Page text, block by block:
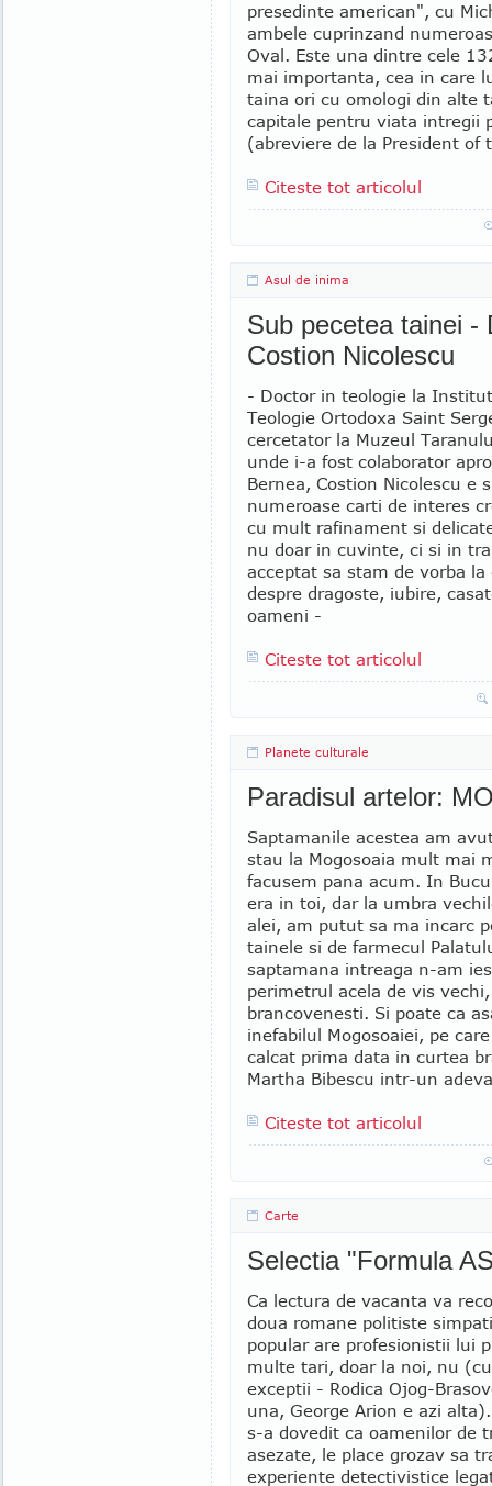
presedinte american", cu
ambele cuprinzand
Oval. Este una dintre cele
mai importanta, cea in care
taina ori cu omologi din alte
capitale pentru viata intregii
(abreviere de la President of
Citeste tot articolul
Asul de inima
Sub pecetea tainei -
Costion Nicolescu
- Doctor in teologie la
Teologie Ortodoxa Saint
cercetator la Muzeul
unde i-a fost colaborator
Bernea, Costion Nicolescu e
numeroase carti de interes
cu mult rafinament si
nu doar in cuvinte, ci si in
acceptat sa stam de vorba la
despre dragoste, iubire,
oameni -
Citeste tot articolul
Planete culturale
Paradisul artelor:
Saptamanile acestea am
stau la Mogosoaia mult mai
facusem pana acum. In
era in toi, dar la umbra
alei, am putut sa ma incarc
tainele si de farmecul
saptamana intreaga n-am
perimetrul acela de vis
brancovenesti. Si poate ca
inefabilul Mogosoaiei, pe
calcat prima data in curtea
Martha Bibescu intr-un
Citeste tot articolul
Carte
Selectia "Formula
Ca lectura de vacanta va
doua romane politiste
popular are profesionistii lui
multe tari, doar la noi, nu
exceptii - Rodica Ojog-
una, George Arion e azi
s-a dovedit ca oamenilor de
asezate, le place grozav sa
experiente detectivistice